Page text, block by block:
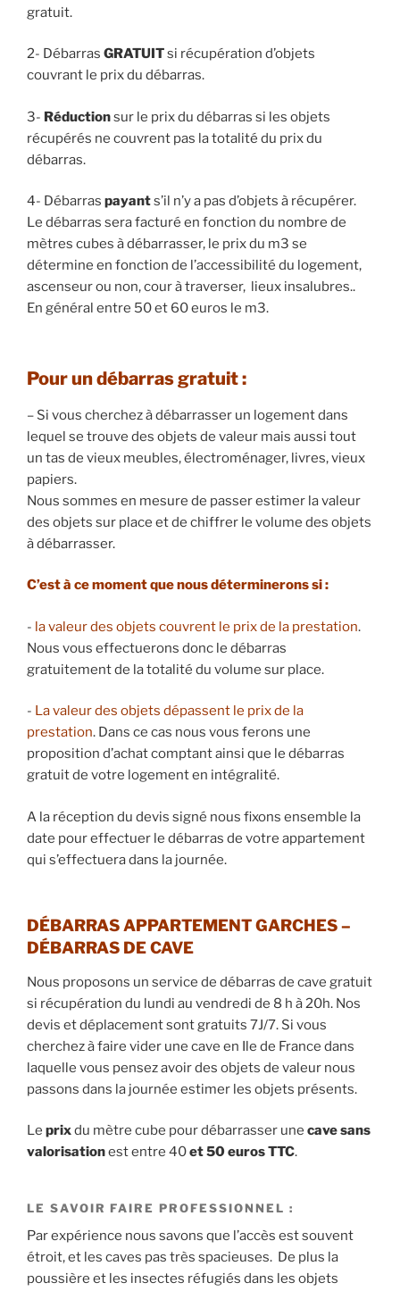
gratuit.
2- Débarras GRATUITsi récupération d’objets
couvrant le prix du débarras.
3- Réductionsur le prix du débarras si les objets
récupérés ne couvrent pas la totalité du prix du
débarras.
4- Débarras payants’il n’y a pas d’objets à récupérer.
Le débarras sera facturé en fonction du nombre de
mètres cubes à débarrasser, le prix du m3 se
détermine en fonction de l’accessibilité du logement,
ascenseur ou non, cour à traverser, lieux insalubres..
En général entre 50 et 60 euros le m3.
Pour un débarras gratuit :
– Si vous cherchez à débarrasser un logement dans
lequel se trouve des objets de valeur mais aussi tout
un tas de vieux meubles, électroménager, livres, vieux
papiers.
Nous sommes en mesure de passer estimer la valeur
des objets sur place et de chiffrer le volume des objets
à débarrasser.
​C’est à ce moment que nous déterminerons si :
​- la valeur des objets couvrent le prix de la prestation.
Nous vous effectuerons donc le débarras
gratuitement de la totalité du volume sur place.
​- La valeur des objets dépassent le prix de la
prestation. Dans ce cas nous vous ferons une
proposition d’achat comptant ainsi que le débarras
gratuit de votre logement en intégralité.
A la réception du devis signé nous fixons ensemble la
date pour effectuer le débarras de votre appartement
qui s’effectuera dans la journée.
DÉBARRAS APPARTEMENT GARCHES –
DÉBARRAS DE CAVE
Nous proposons un service de débarras de cave gratuit
si récupération du lundi au vendredi de 8 h à 20h. Nos
devis et déplacement sont gratuits 7J/7. Si vous
cherchez à faire vider une cave en Ile de France dans
laquelle vous pensez avoir des objets de valeur nous
passons dans la journée estimer les objets présents.
Le prixdu mètre cube pour débarrasser une cavesans
valorisationest entre 40et 50 euros TTC.
LE SAVOIR FAIRE PROFESSIONNEL :
Par expérience nous savons que l’accès est souvent
étroit, et les caves pas très spacieuses. De plus la
poussière et les insectes réfugiés dans les objets